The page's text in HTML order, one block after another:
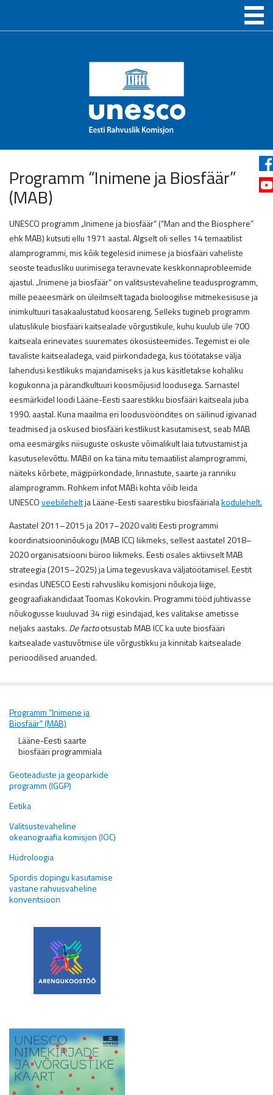
Programm “Inimene ja
Biosfäär” (MAB)
Lääne-Eesti saarte
biosfääri programmiala
Geoteaduste ja geoparkide
programm (IGGP)
Eetika
Valitsustevaheline
okeanograafia komisjon (IOC)
Hüdroloogia
Spordis dopingu kasutamise
vastane rahvusvaheline
konventsioon
Programm “Inimene ja Biosfäär”
(MAB)
UNESCO programm „Inimene ja biosfäär“ (“Man and the Biosphere”
ehk MAB) kutsuti ellu 1971 aastal. Algselt oli selles 14 temaatilist
alamprogrammi, mis kõik tegelesid inimese ja biosfääri vaheliste
seoste teadusliku uurimisega teravnevate keskkonnaprobleemide
ajastul. „Inimene ja biosfäär“ on valitsustevaheline teadusprogramm,
mille peaeesmärk on üleilmselt tagada bioloogilise mitmekesisuse ja
inimkultuuri tasakaalustatud koosareng. Selleks tugineb programm
ulatuslikule biosfääri kaitsealade võrgustikule, kuhu kuulub üle 700
kaitseala erinevates suuremates ökosüsteemides. Tegemist ei ole
tavaliste kaitsealadega, vaid piirkondadega, kus töötatakse välja
lahendusi kestlikuks majandamiseks ja kus käsitletakse kohaliku
kogukonna ja pärandkultuuri koosmõjusid loodusega. Sarnastel
eesmärkidel loodi Lääne-Eesti saarestikku biosfääri kaitseala juba
1990. aastal. Kuna maailma eri loodusvööndites on säilinud igivanad
teadmised ja oskused biosfääri kestlikust kasutamisest, seab MAB
oma eesmärgiks niisuguste oskuste võimalikult laia tutvustamist ja
kasutuselevõttu. MABil on ka täna mitu temaatilist alamprogrammi,
näiteks kõrbete, mägipiirkondade, linnastute, saarte ja ranniku
alamprogramm. Rohkem infot MABi kohta võib leida
UNESCOveebileheltja Lääne-Eesti saarestiku biosfäärialakodulehelt.
Aastatel 2011–2015 ja 2017–2020 valiti Eesti programmi
koordinatsiooninõukogu (MAB ICC) liikmeks, sellest aastatel 2018–
2020 organisatsiooni büroo liikmeks. Eesti osales aktiivselt MAB
strateegia (2015–2025) ja Lima tegevuskava väljatöötamisel. Eestit
esindas UNESCO Eesti rahvusliku komisjoni nõukoja liige,
geograafiakandidaat Toomas Kokovkin. Programmi tööd juhtivasse
nõukogusse kuuluvad 34 riigi esindajad, kes valitakse ametisse
neljaks aastaks. De factootsustab MAB ICC ka uute biosfääri
kaitsealade vastuvõtmise üle võrgustikku ja kinnitab kaitsealade
perioodilised aruanded.